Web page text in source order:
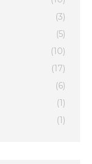
(3)
(5)
(10)
(17)
(6)
(1)
(1)